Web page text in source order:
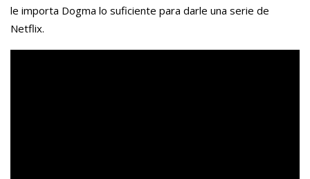
le importa Dogma lo suficiente para darle una serie de
Netflix.